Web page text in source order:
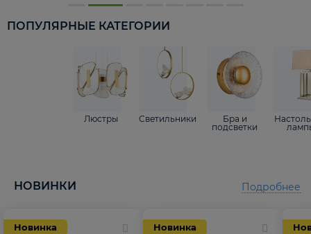
ПОПУЛЯРНЫЕ КАТЕГОРИИ
Люстры Светильники
Бра и
подсветки
НОВИНКИ
Новинка Новинка
Подробнее